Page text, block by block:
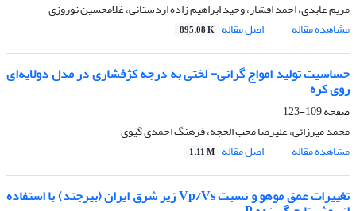
مریم عابدی، احمد افشار، وحید ابراهیم زاده اردستانی، غلامحسین نوروزی
مشاهده مقاله
اصل مقاله 895.08 K
حساسیت تولید امواج گرانی- لختی به درجه کژفشاری در مدل دولایه‌ای
روی کره
صفحه109-123
محمد میرزائی، علیرضا محب الحجه، فرهنگ احمدی گیوی
مشاهده مقاله
اصل مقاله 1.11 M
تغییرات عمق موهو و نسبت Vp/Vs زیر شرق ایران (بیرجند) با استفاده